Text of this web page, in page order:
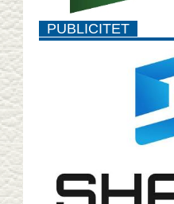
PUBLICITET